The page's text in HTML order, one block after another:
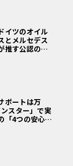
イツのオイル
とメルセデス
推す公認の安
わうシルキー
ポートは万
スター」で実
「4つの安心」
6つの疑問：
〈PR〉